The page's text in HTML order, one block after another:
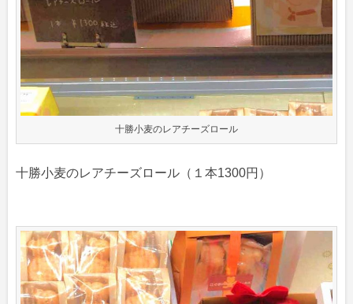
十勝小麦のレアチーズロール
十勝小麦のレアチーズロール（１本1300円）